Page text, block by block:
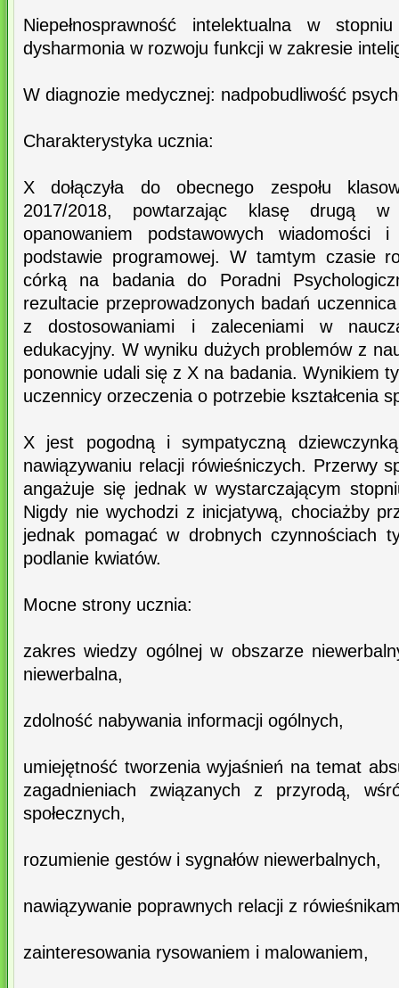
Niepełnosprawność intelektualna w
dysharmonia w rozwoju funkcji w zakresie
W diagnozie medycznej: nadpobudliwość
Charakterystyka ucznia:
X dołączyła do obecnego zespołu
2017/2018, powtarzając klasę drugą
opanowaniem podstawowych wiadomości
podstawie programowej. W tamtym czasie
córką na badania do Poradni
rezultacie przeprowadzonych badań
z dostosowaniami i zaleceniami w
edukacyjny. W wyniku dużych problemów z
ponownie udali się z X na badania. Wynikiem
uczennicy orzeczenia o potrzebie kształcenia
X jest pogodną i sympatyczną
nawiązywaniu relacji rówieśniczych. Przerwy
angażuje się jednak w wystarczającym
Nigdy nie wychodzi z inicjatywą, chociażby
jednak pomagać w drobnych czynnościach
podlanie kwiatów.
Mocne strony ucznia:
zakres wiedzy ogólnej w obszarze
niewerbalna,
zdolność nabywania informacji ogólnych,
umiejętność tworzenia wyjaśnień na temat
zagadnieniach związanych z przyrodą,
społecznych,
rozumienie gestów i sygnałów niewerbalnych,
nawiązywanie poprawnych relacji z
zainteresowania rysowaniem i malowaniem,